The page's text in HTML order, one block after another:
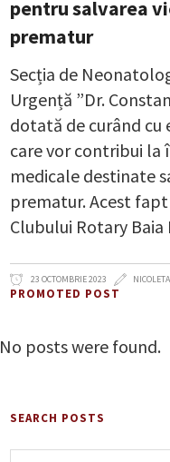
pentru salvarea
prematur
Secția de
Urgență ”Dr.
dotată de curând
care vor contribui
medicale destinate
prematur. Acest
Clubului Rotary Baia
23 OCTOMBRIE 2023
PROMOTED POST
No posts were found.
SEARCH POSTS